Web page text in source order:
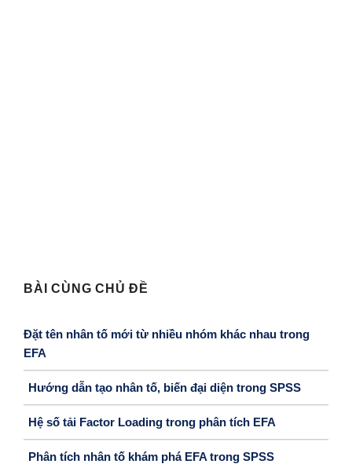
BÀI CÙNG CHỦ ĐỀ
Đặt tên nhân tố mới từ nhiều nhóm khác nhau trong
EFA
Hướng dẫn tạo nhân tố, biến đại diện trong SPSS
Hệ số tải Factor Loading trong phân tích EFA
Phân tích nhân tố khám phá EFA trong SPSS